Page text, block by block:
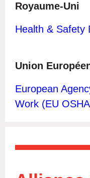
Royaume-Uni
Health & Safety
Union
European
Work (EU